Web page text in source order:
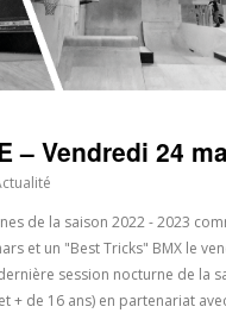
– Vendredi 24
de la saison 2022 - 2023
et un "Best Tricks" BMX le
session nocturne de la
de 16 ans) en partenariat